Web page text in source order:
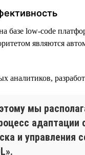
базе low-code
являются
аналитиков,
мы
адаптации
и